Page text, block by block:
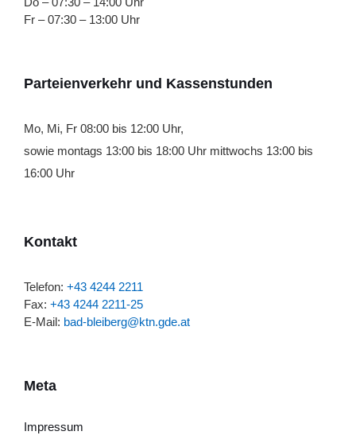
Fr – 07:30 – 13:00 Uhr
Parteienverkehr und Kassenstunden
Mo, Mi, Fr 08:00 bis 12:00 Uhr,
sowie montags 13:00 bis 18:00 Uhr mittwochs 13:00 bis
16:00 Uhr
Kontakt
Telefon: +43 4244 2211
Fax: +43 4244 2211-25
E-Mail: bad-bleiberg@ktn.gde.at
Meta
Impressum